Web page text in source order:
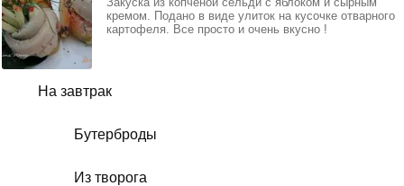
На завтрак
Бутерброды
Из творога
кремом. Подано в виде улиток на кусочке отварного
картофеля. Все просто и очень вкусно !